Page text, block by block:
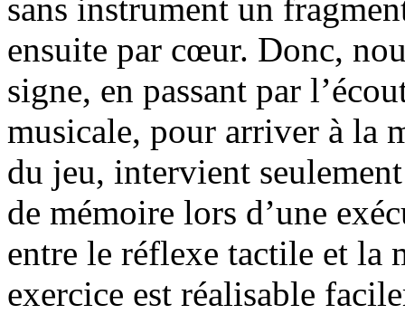
sans instrument un
ensuite par cœur. Donc,
signe, en passant par
musicale, pour arriver à la
du jeu, intervient
de mémoire lors d’une
entre le réflexe tactile et la
exercice est réalisable